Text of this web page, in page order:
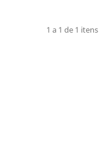
1 a 1 de 1 itens